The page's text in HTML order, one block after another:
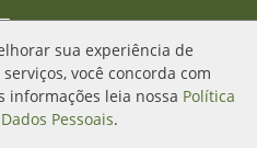
sua experiência de
você concorda com
informações leia nossa Política
Pessoais.
YouTube
Acessar Flickr
Acessar SoundCloud
208